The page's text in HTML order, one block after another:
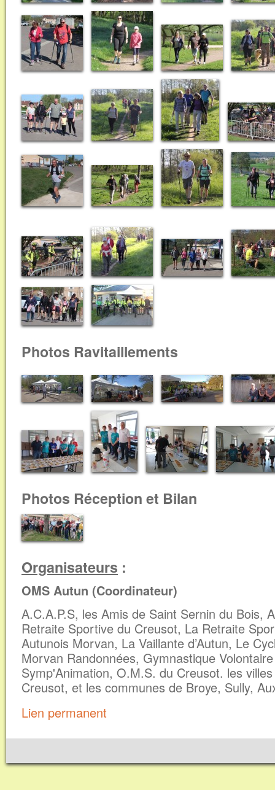
Photos Ravitaillements
Photos Réception et Bilan
Organisateurs :
OMS Autun (Coordinateur)
A.C.A.P.S, les Amis de Saint Sernin du Bois,
Retraite Sportive du Creusot, La Retraite
Autunois Morvan, La Vaillante d’Autun, Le
Morvan Randonnées, Gymnastique
Symp'Animation, O.M.S. du Creusot. les villes
Creusot, et les communes de Broye, Sully,
Lien permanent